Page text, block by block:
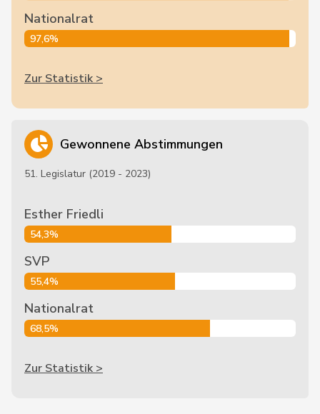
Nationalrat
97,6%
Zur Statistik >
Gewonnene Abstimmungen
51. Legislatur (2019 - 2023)
Esther Friedli
54,3%
SVP
55,4%
Nationalrat
68,5%
Zur Statistik >